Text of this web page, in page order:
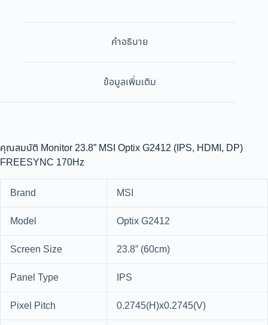
คำอธิบาย
ข้อมูลเพิ่มเติม
คุณสมบัติ Monitor 23.8” MSI Optix G2412 (IPS, HDMI, DP)
FREESYNC 170Hz
Brand
MSI
Model
Optix G2412
Screen Size
23.8” (60cm)
Panel Type
IPS
Pixel Pitch
0.2745(H)x0.2745(V)